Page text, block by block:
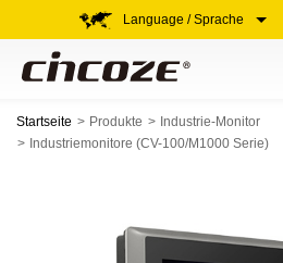
Language / Sprache
Startseite Produkte
Industrie-Monitor
Industriemonitore (CV-100/M1000 Serie)